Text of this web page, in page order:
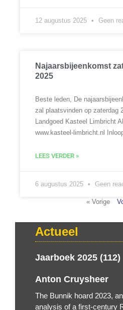
12 augustus 2025 Geen
Najaarsbijeenkomst
2025
Beste leden, De
zal plaatsvinden op zaterdag
Landgoed Kasteel Limbricht
www.kasteel-limbricht.nl
LEES VERDER »
6 augustus 2025 Geen
« Vorige
Actueel
Jaarboek 2025 (112)
Anton Cruysheer
The Bunnik hoard 2023,
analysis of a first-century